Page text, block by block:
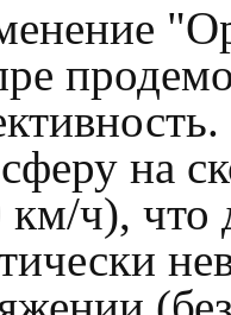
на
км/ч), что